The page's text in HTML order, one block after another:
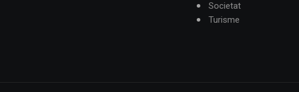
Societat
Turisme